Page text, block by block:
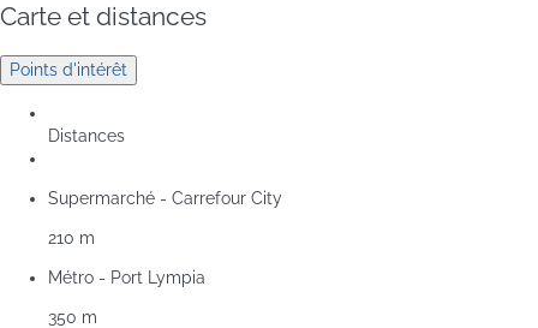
Carte et distances
Points d'intérêt
Distances
Supermarché - Carrefour City
210 m
Métro - Port Lympia
350 m